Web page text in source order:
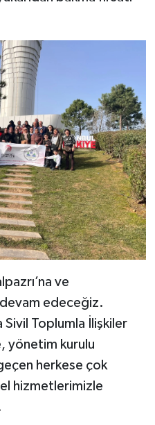
ve
edeceğiz.
Sivil Toplumla İlişkiler
yönetim kurulu
herkese çok
hizmetlerimizle